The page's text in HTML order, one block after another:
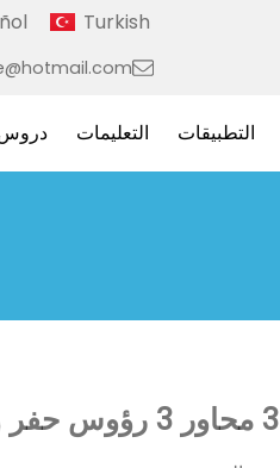
Turkish
التطبيقات التعليمات دروس
3 محاور 3 رؤوس حفر و حفر / ls3a3h